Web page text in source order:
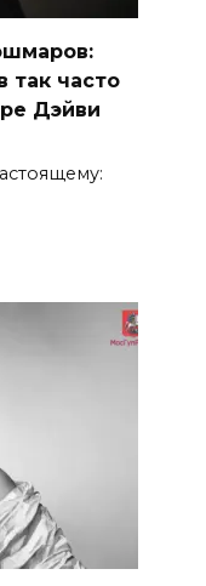
так часто
Дэйви